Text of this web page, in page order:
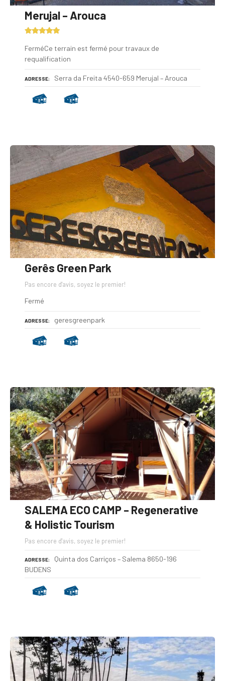
Merujal – Arouca
FerméCe terrain est fermé pour travaux de
requalification
ADRESSE Serra da Freita 4540-659 Merujal – Arouca
Gerês Green Park
Pas encore d'avis, soyez le premier!
Fermé
ADRESSE geresgreenpark
SALEMA ECO CAMP – Regenerative
& Holistic Tourism
Pas encore d'avis, soyez le premier!
ADRESSE
Quinta dos Carriços – Salema 8650-196
BUDENS